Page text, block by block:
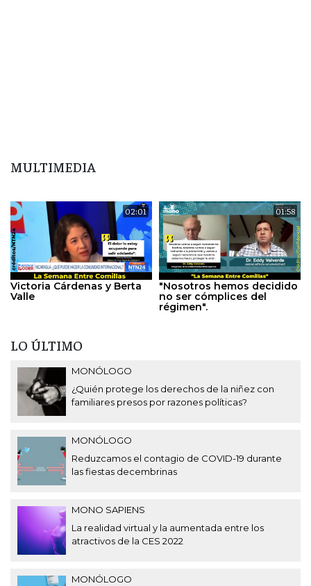
MULTIMEDIA
02:01
Victoria Cárdenas y Berta
Valle
01:58
"Nosotros hemos decidido
no ser cómplices del
régimen".
LO ÚLTIMO
MONÓLOGO
¿Quién protege los derechos de la niñez con
familiares presos por razones políticas?
MONÓLOGO
Reduzcamos el contagio de COVID-19 durante
las fiestas decembrinas
MONO SAPIENS
La realidad virtual y la aumentada entre los
atractivos de la CES 2022
MONÓLOGO